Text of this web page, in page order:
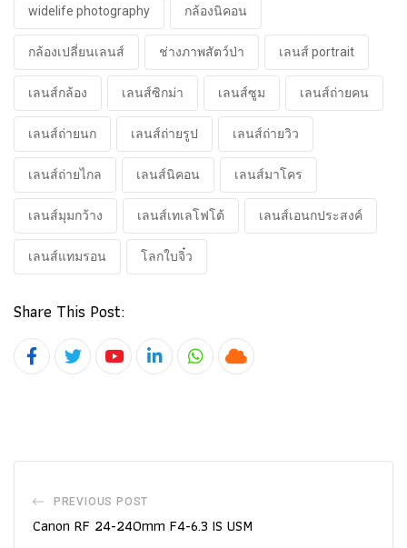
widelife photography กล้องนิคอน
กล้องเปลี่ยนเลนส์ ช่างภาพสัตว์ป่า เลนส์ portrait
เลนส์กล้อง เลนส์ซิกม่า เลนส์ซูม เลนส์ถ่ายคน
เลนส์ถ่ายนก เลนส์ถ่ายรูป เลนส์ถ่ายวิว
เลนส์ถ่ายไกล เลนส์นิคอน เลนส์มาโคร
เลนส์มุมกว้าง เลนส์เทเลโฟโต้ เลนส์เอนกประสงค์
เลนส์แทมรอน โลกใบจิ๋ว
Share This Post:
YoutubeLinkedInWhatsapp
Cloud
PREVIOUS POST
Canon RF 24-240mm F4-6.3 IS USM